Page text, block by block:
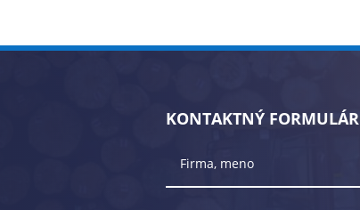
KONTAKTNÝ FORMULÁR